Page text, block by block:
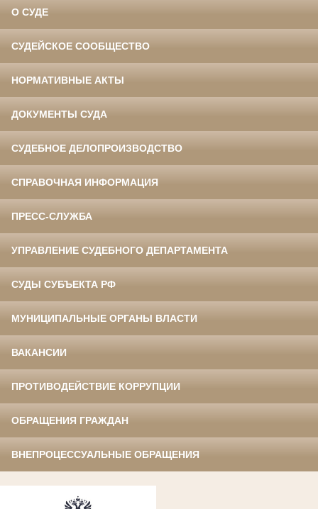
О СУДЕ
СУДЕЙСКОЕ СООБЩЕСТВО
НОРМАТИВНЫЕ АКТЫ
ДОКУМЕНТЫ СУДА
СУДЕБНОЕ ДЕЛОПРОИЗВОДСТВО
СПРАВОЧНАЯ ИНФОРМАЦИЯ
ПРЕСС-СЛУЖБА
УПРАВЛЕНИЕ СУДЕБНОГО ДЕПАРТАМЕНТА
СУДЫ СУБЪЕКТА РФ
МУНИЦИПАЛЬНЫЕ ОРГАНЫ ВЛАСТИ
ВАКАНСИИ
ПРОТИВОДЕЙСТВИЕ КОРРУПЦИИ
ОБРАЩЕНИЯ ГРАЖДАН
ВНЕПРОЦЕССУАЛЬНЫЕ ОБРАЩЕНИЯ